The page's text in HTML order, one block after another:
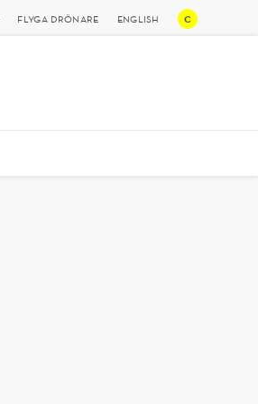
FLYGA DRÖNARE ENGLISH C